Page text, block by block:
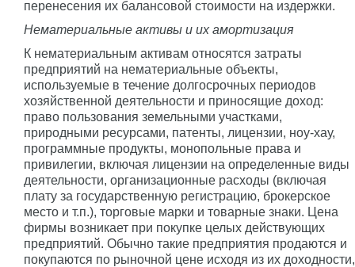
перенесения их балансовой стоимости на издержки.
Нематериальные активы и их амортизация
К нематериальным активам относятся затраты
предприятий на нематериальные объекты,
используемые в течение долгосрочных периодов
хозяйственной деятельности и приносящие доход:
право пользования земельными участками,
природными ресурсами, патенты, лицензии, ноу-хау,
программные продукты, монопольные права и
привилегии, включая лицензии на определенные виды
деятельности, организационные расходы (включая
плату за государственную регистрацию, брокерское
место и т.п.), торговые марки и товарные знаки. Цена
фирмы возникает при покупке целых действующих
предприятий. Обычно такие предприятия продаются и
покупаются по рыночной цене исходя из их доходности,